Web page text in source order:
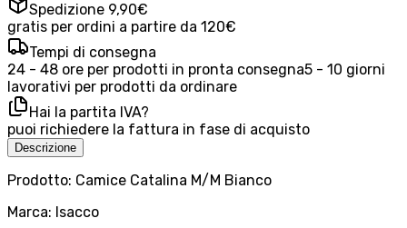
Spedizione 9,90€
gratis per ordini a partire da 120€
Tempi di consegna
24 - 48 ore per prodotti in pronta consegna5 - 10 giorni
lavorativi per prodotti da ordinare
Hai la partita IVA?
puoi richiedere la fattura in fase di acquisto
Descrizione
Prodotto: Camice Catalina M/M Bianco
Marca: Isacco